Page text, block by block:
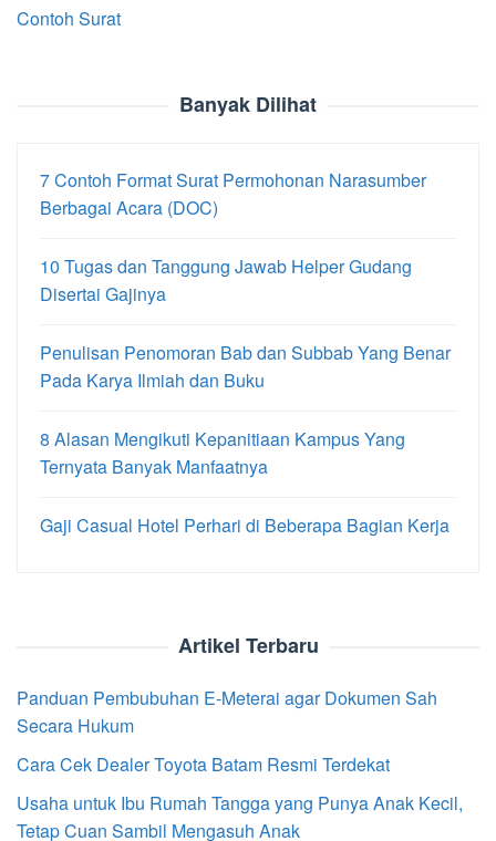
Contoh Surat
Banyak Dilihat
7 Contoh Format Surat Permohonan Narasumber
Berbagai Acara (DOC)
10 Tugas dan Tanggung Jawab Helper Gudang
Disertai Gajinya
Penulisan Penomoran Bab dan Subbab Yang Benar
Pada Karya Ilmiah dan Buku
8 Alasan Mengikuti Kepanitiaan Kampus Yang
Ternyata Banyak Manfaatnya
Gaji Casual Hotel Perhari di Beberapa Bagian Kerja
Artikel Terbaru
Panduan Pembubuhan E-Meterai agar Dokumen Sah
Secara Hukum
Cara Cek Dealer Toyota Batam Resmi Terdekat
Usaha untuk Ibu Rumah Tangga yang Punya Anak Kecil,
Tetap Cuan Sambil Mengasuh Anak